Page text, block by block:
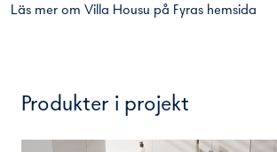
Läs mer om Villa Housu på Fyras hemsida
Produkter i projekt